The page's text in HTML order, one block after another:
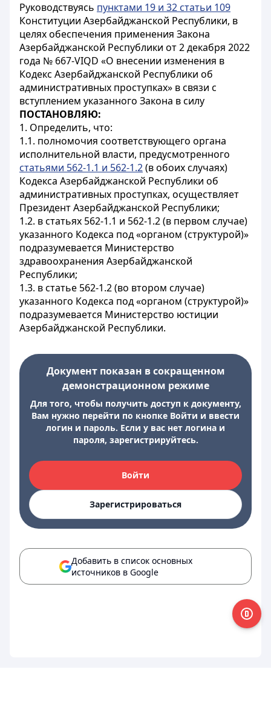
Руководствуясь пунктами 19 и 32 статьи 109
Конституции Азербайджанской Республики, в
целях обеспечения применения Закона
Азербайджанской Республики от 2 декабря 2022
года № 667-VIQD «О внесении изменения в
Кодекс Азербайджанской Республики об
административных проступках» в связи с
вступлением указанного Закона в силу
ПОСТАНОВЛЯЮ:
1. Определить, что:
1.1. полномочия соответствующего органа
исполнительной власти, предусмотренного
статьями 562-1.1 и 562-1.2(в обоих случаях)
Кодекса Азербайджанской Республики об
административных проступках, осуществляет
Президент Азербайджанской Республики;
1.2. в статьях 562-1.1 и 562-1.2 (в первом случае)
указанного Кодекса под «органом (структурой)»
подразумевается Министерство
здравоохранения Азербайджанской
Республики;
1.3. в статье 562-1.2 (во втором случае)
указанного Кодекса под «органом (структурой)»
подразумевается Министерство юстиции
Азербайджанской Республики.
Документ показан в сокращенном
демонстрационном режиме
Для того, чтобы получить доступ к документу,
Вам нужно перейти по кнопке Войти и ввести
логин и пароль. Если у вас нет логина и
пароля, зарегистрируйтесь.
Войти
Зарегистрироваться
Добавить в список основных
источников в Google